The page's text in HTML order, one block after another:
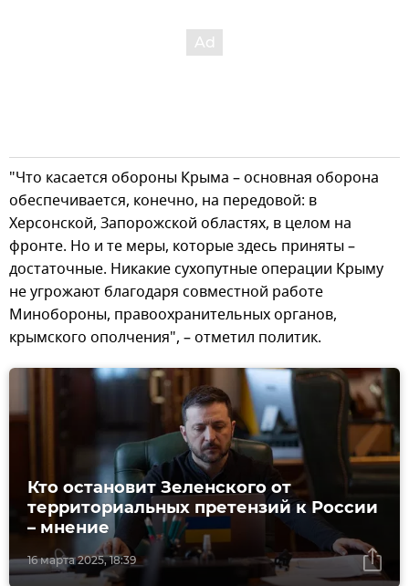
"Что касается обороны Крыма – основная оборона
обеспечивается, конечно, на передовой: в
Херсонской, Запорожской областях, в целом на
фронте. Но и те меры, которые здесь приняты –
достаточные. Никакие сухопутные операции Крыму
не угрожают благодаря совместной работе
Минобороны, правоохранительных органов,
крымского ополчения", – отметил политик.
16 марта 2025, 18:39
Кто остановит Зеленского от
территориальных претензий к России
– мнение